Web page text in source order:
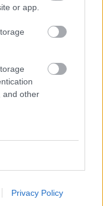
or app.
and other
Privacy Policy
tűnő,
fejét megnéztem
banda
volna....:-))
jópofát kellett